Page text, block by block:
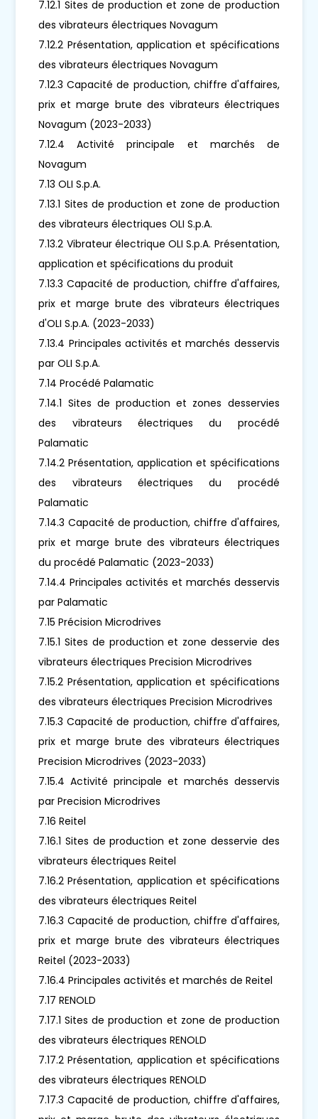
7.12.1 Sites de production et zone de production
des vibrateurs électriques Novagum
7.12.2 Présentation, application et spécifications
des vibrateurs électriques Novagum
7.12.3 Capacité de production, chiffre d'affaires,
prix et marge brute des vibrateurs électriques
Novagum (2023-2033)
7.12.4 Activité principale et marchés de
Novagum
7.13 OLI S.p.A.
7.13.1 Sites de production et zone de production
des vibrateurs électriques OLI S.p.A.
7.13.2 Vibrateur électrique OLI S.p.A. Présentation,
application et spécifications du produit
7.13.3 Capacité de production, chiffre d'affaires,
prix et marge brute des vibrateurs électriques
d'OLI S.p.A. (2023-2033)
7.13.4 Principales activités et marchés desservis
par OLI S.p.A.
7.14 Procédé Palamatic
7.14.1 Sites de production et zones desservies
des vibrateurs électriques du procédé
Palamatic
7.14.2 Présentation, application et spécifications
des vibrateurs électriques du procédé
Palamatic
7.14.3 Capacité de production, chiffre d'affaires,
prix et marge brute des vibrateurs électriques
du procédé Palamatic (2023-2033)
7.14.4 Principales activités et marchés desservis
par Palamatic
7.15 Précision Microdrives
7.15.1 Sites de production et zone desservie des
vibrateurs électriques Precision Microdrives
7.15.2 Présentation, application et spécifications
des vibrateurs électriques Precision Microdrives
7.15.3 Capacité de production, chiffre d'affaires,
prix et marge brute des vibrateurs électriques
Precision Microdrives (2023-2033)
7.15.4 Activité principale et marchés desservis
par Precision Microdrives
7.16 Reitel
7.16.1 Sites de production et zone desservie des
vibrateurs électriques Reitel
7.16.2 Présentation, application et spécifications
des vibrateurs électriques Reitel
7.16.3 Capacité de production, chiffre d'affaires,
prix et marge brute des vibrateurs électriques
Reitel (2023-2033)
7.16.4 Principales activités et marchés de Reitel
7.17 RENOLD
7.17.1 Sites de production et zone de production
des vibrateurs électriques RENOLD
7.17.2 Présentation, application et spécifications
des vibrateurs électriques RENOLD
7.17.3 Capacité de production, chiffre d'affaires,